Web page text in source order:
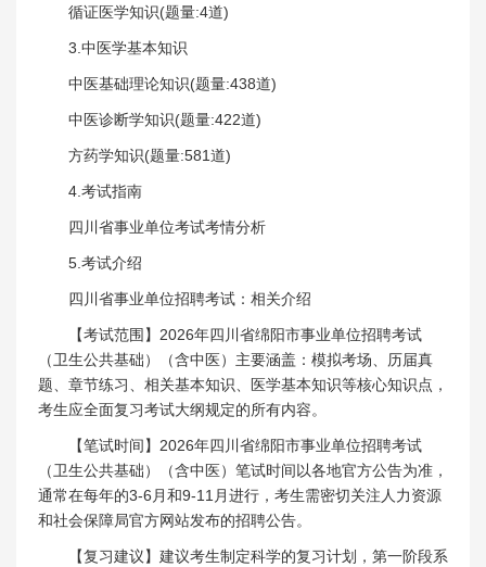
循证医学知识(题量:4道)
3.中医学基本知识
中医基础理论知识(题量:438道)
中医诊断学知识(题量:422道)
方药学知识(题量:581道)
4.考试指南
四川省事业单位考试考情分析
5.考试介绍
四川省事业单位招聘考试：相关介绍
【考试范围】2026年四川省绵阳市事业单位招聘考试
（卫生公共基础）（含中医）主要涵盖：模拟考场、历届真
题、章节练习、相关基本知识、医学基本知识等核心知识点，
考生应全面复习考试大纲规定的所有内容。
【笔试时间】2026年四川省绵阳市事业单位招聘考试
（卫生公共基础）（含中医）笔试时间以各地官方公告为准，
通常在每年的3-6月和9-11月进行，考生需密切关注人力资源
和社会保障局官方网站发布的招聘公告。
【复习建议】建议考生制定科学的复习计划，第一阶段系